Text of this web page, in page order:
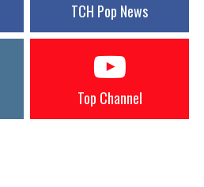
TCH Pop News
Top Channel